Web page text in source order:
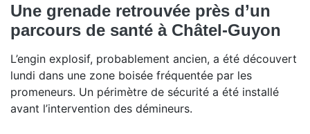
Une grenade retrouvée près d’un
parcours de santé à Châtel-Guyon
L’engin explosif, probablement ancien, a été découvert
lundi dans une zone boisée fréquentée par les
promeneurs. Un périmètre de sécurité a été installé
avant l’intervention des démineurs.